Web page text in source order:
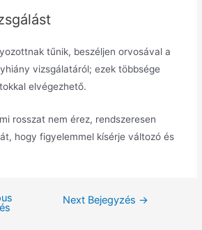
tűnik, beszéljen orvosával a
vizsgálatáról;ezek többsége
elvégezhető.
rosszat nem érez, rendszeresen
hogy figyelemmel kísérje változó és
Next Bejegyzés →